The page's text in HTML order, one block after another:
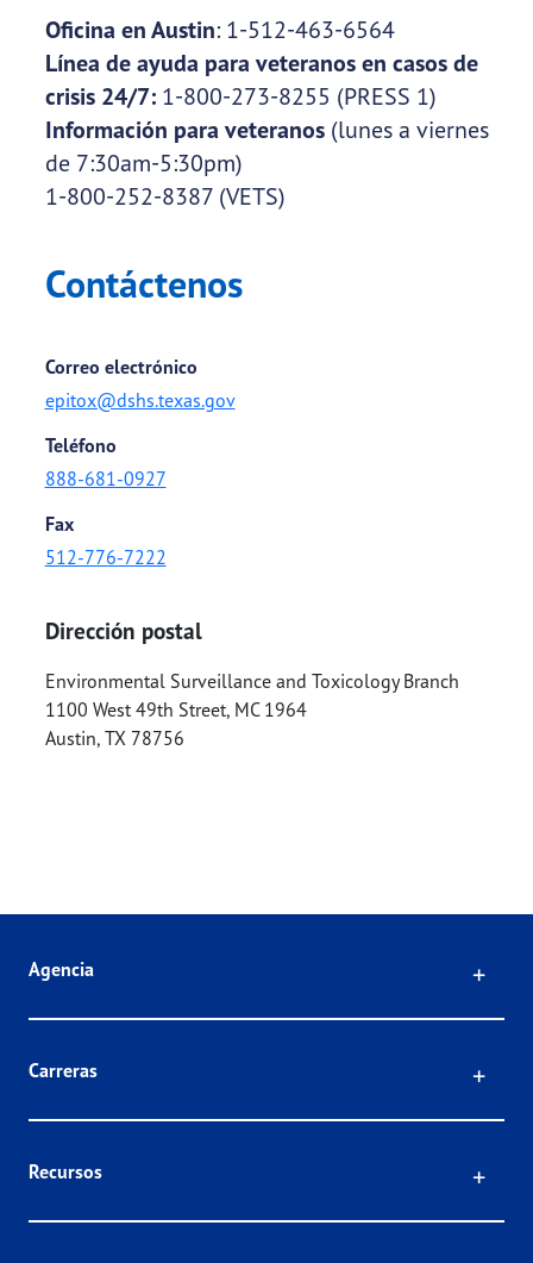
Oficina en Austin: 1-512-463-6564
Línea de ayuda para veteranos en casos de
crisis 24/7:1-800-273-8255 (PRESS 1)
Información para veteranos(lunes a viernes
de 7:30am-5:30pm)
1-800-252-8387 (VETS)
Contáctenos
Correo electrónico
epitox@dshs.texas.gov
Teléfono
888-681-0927
Fax
512-776-7222
Dirección postal
Environmental Surveillance and Toxicology Branch
1100 West 49th Street, MC 1964
Austin, TX 78756
Agencia
Carreras
Recursos